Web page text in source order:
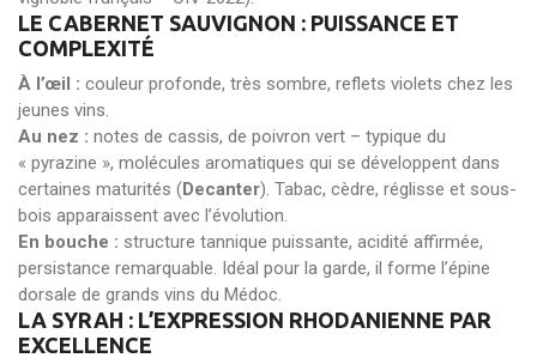
LE CABERNET SAUVIGNON : PUISSANCE ET
COMPLEXITÉ
À l’œil : couleur profonde, très sombre, reflets violets chez les
jeunes vins.
Au nez : notes de cassis, de poivron vert – typique du
« pyrazine », molécules aromatiques qui se développent dans
certaines maturités (Decanter). Tabac, cèdre, réglisse et sous-
bois apparaissent avec l’évolution.
En bouche : structure tannique puissante, acidité affirmée,
persistance remarquable. Idéal pour la garde, il forme l’épine
dorsale de grands vins du Médoc.
LA SYRAH : L’EXPRESSION RHODANIENNE PAR
EXCELLENCE